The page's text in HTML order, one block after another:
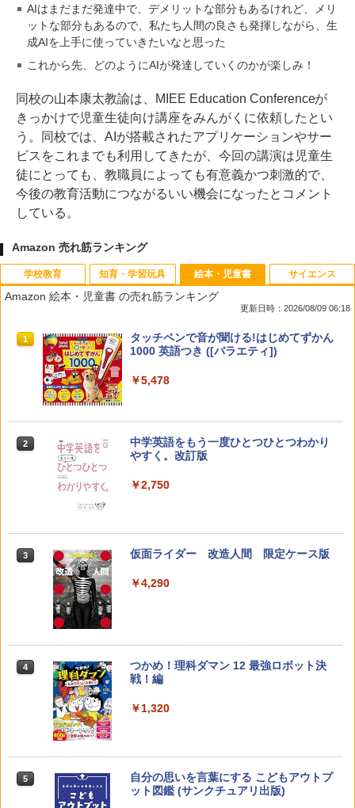
AIはまだまだ発達中で、デメリットな部分もあるけれど、メリ
ットな部分もあるので、私たち人間の良さも発揮しながら、生
成AIを上手に使っていきたいなと思った
これから先、どのようにAIが発達していくのかが楽しみ！
同校の山本康太教諭は、MIEE Education Conferenceが
きっかけで児童生徒向け講座をみんがくに依頼したとい
う。同校では、AIが搭載されたアプリケーションやサー
ビスをこれまでも利用してきたが、今回の講演は児童生
徒にとっても、教職員によっても有意義かつ刺激的で、
今後の教育活動につながるいい機会になったとコメント
している。
Amazon 売れ筋ランキング
学校教育
1 教育者のためのコーチング入門
2
カウンセリングとは何か 変化するという
こと (講談社現代新書 2787)
￥1,540
3 先生のためのGoogle AI完全攻略図鑑
￥-
4 子どもが変わる魔法の言葉
￥2,200
5
向山洋一の系譜、その先へ 授業の腕を磨
く法則: 教育技術が子供の可能性を伸ば
知育・学習玩具
1
Amazon Fire HD 10 キッズモデル (10イ
ンチ) ピンク 対象年齢3歳から 数千点の
2
パイロット スイスイおえかき for Study
何回も書ける! れんしゅうボード ひらが
な・カタカナ・すうじ・ABC 3歳以上 知
育
【くもん出版公式特別セット】くもん出
版(KUMON PUBLISHING) くもんの日本
￥4,046
くもん出版(KUMON PUBLISHING) ロジ
￥2,127
絵本・児童書
Amazon 絵本・児童書 の売れ筋ランキング
更新日時：2026/08/09 06:18
1
タッチペンで音が聞ける!はじめてずかん
1000 英語つき ([バラエティ])
￥5,478
2
中学英語をもう一度ひとつひとつわかり
やすく。改訂版
￥2,750
3 仮面ライダー 改造人間 限定ケース版
￥4,290
4
つかめ！理科ダマン 12 最強ロボット決
戦！編
￥1,320
5
自分の思いを言葉にする こどもアウトプ
ット図鑑 (サンクチュアリ出版)
サイエンス